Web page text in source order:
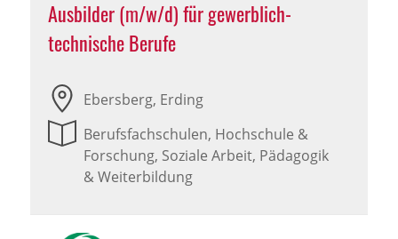
Ausbilder (m/w/d) für gewerblich-
technische Berufe
Ebersberg, Erding
Berufsfachschulen, Hochschule &
Forschung, Soziale Arbeit, Pädagogik
& Weiterbildung